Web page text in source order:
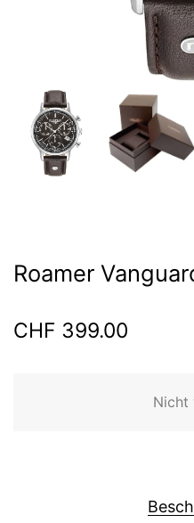
Roamer
CHF 399.00
Nicht